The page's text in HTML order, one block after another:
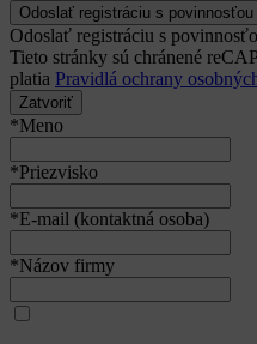
Odoslať registráciu s
Tieto stránky sú chránené
platia Pravidlá ochrany
Zatvoriť
*Meno
*Priezvisko
*E-mail (kontaktná osoba)
*Názov firmy